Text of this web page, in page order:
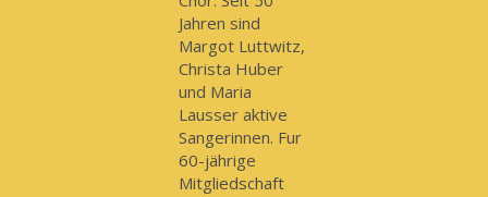
Jahren sind
Margot Luttwitz,
Christa Huber
und Maria
Lausser aktive
Sangerinnen. Fur
60-jährige
Mitgliedschaft